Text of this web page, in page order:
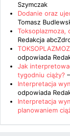
Szymczak
Dodanie oraz
Tomasz
Toksoplazmoza,
Redakcja
odpowiada
Jak
tygodniu ciąży?
Interpretacja
odpowiada
Interpretacja
planowaniem